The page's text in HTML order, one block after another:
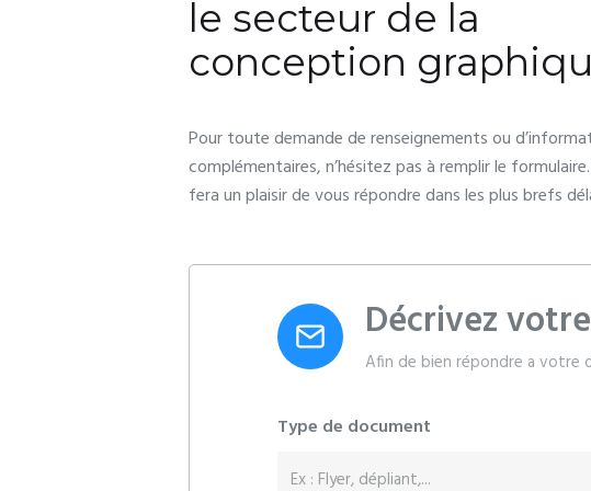
le secteur de la
conception
Pour toute demande de renseignements ou
complémentaires, n’hésitez pas à remplir le
fera un plaisir de vous répondre dans les plus brefs
Décrivez
Afin de bien répondre a votre
Type de document